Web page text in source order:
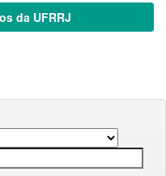
da UFRRJ